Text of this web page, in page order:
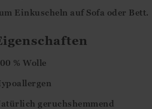
Einkuscheln auf Sofa oder Bett.
% Wolle
geruchshemmend